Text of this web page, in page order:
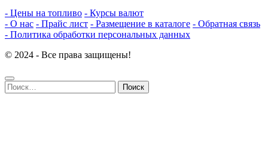
- Цены на топливо - Курсы валют
- О нас - Прайс лист - Размещение в каталоге - Обратная связь
- Политика обработки персональных данных
© 2024 - Все права защищены!
Найти: